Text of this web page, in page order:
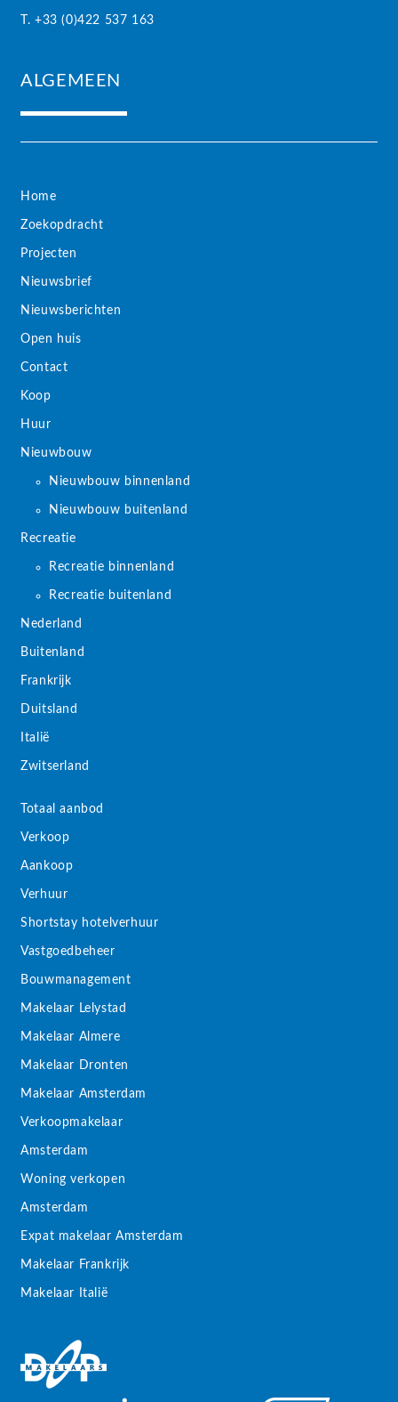
T. +33 (0)422 537 163
ALGEMEEN
Home
Zoekopdracht
Projecten
Nieuwsbrief
Nieuwsberichten
Open huis
Contact
Koop
Huur
Nieuwbouw
Nieuwbouw binnenland
Nieuwbouw buitenland
Recreatie
Recreatie binnenland
Recreatie buitenland
Nederland
Buitenland
Frankrijk
Duitsland
Italië
Zwitserland
Totaal aanbod
Verkoop
Aankoop
Verhuur
Shortstay hotelverhuur
Vastgoedbeheer
Bouwmanagement
Makelaar Lelystad
Makelaar Almere
Makelaar Dronten
Makelaar Amsterdam
Verkoopmakelaar
Amsterdam
Woning verkopen
Amsterdam
Expat makelaar Amsterdam
Makelaar Frankrijk
Makelaar Italië